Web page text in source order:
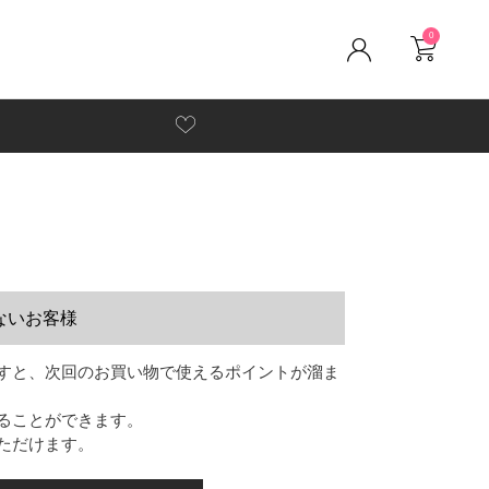
0
いお客様
と、次回のお買い物で使えるポイントが溜ま
ことができます。
だけます。